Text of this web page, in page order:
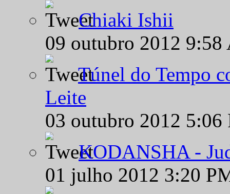
Chiaki Ishii
09 outubro 2012
Túnel do Tempo
Leite
03 outubro 2012
KODANSHA -
01 julho 2012 3:20